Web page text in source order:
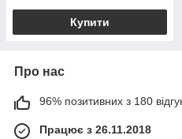
Купити
Про нас
96% позитивних з 180
Працює з 26.11.2018